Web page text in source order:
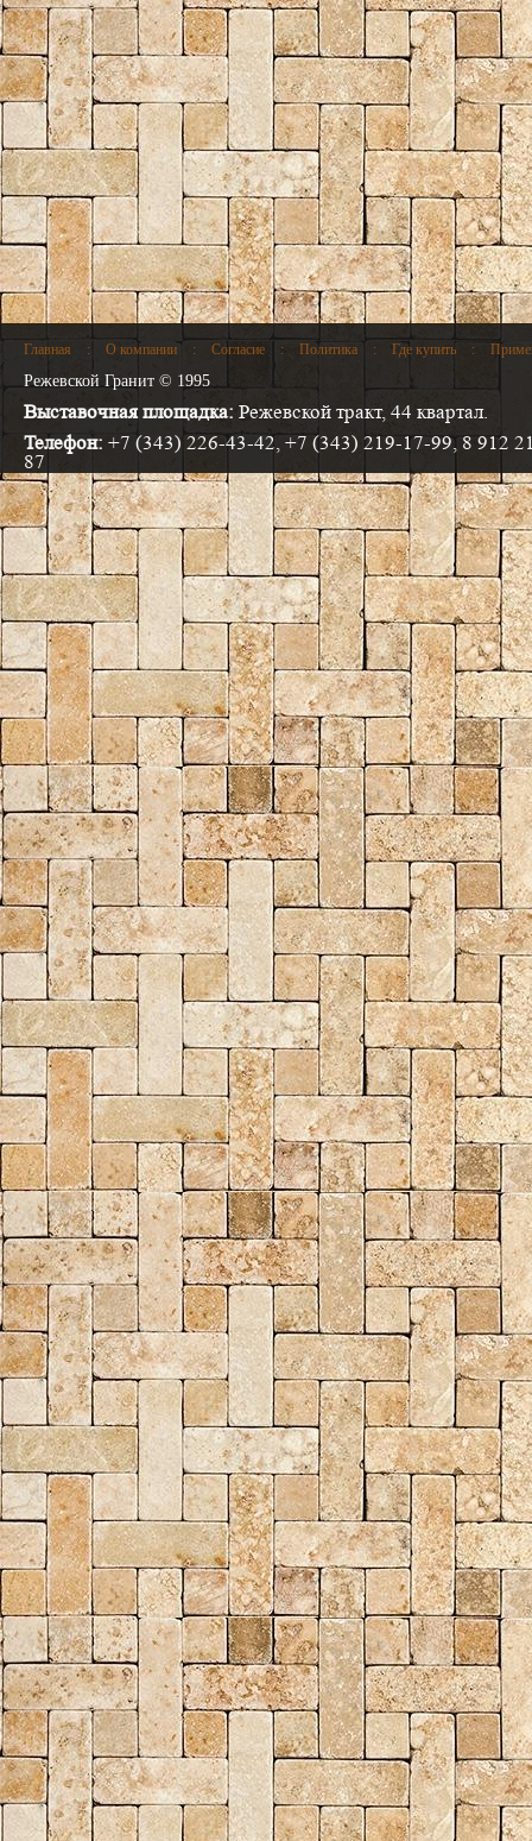
Главная : О компании : Согласие : Политика : Где купить :
Режевской Гранит © 1995
Выставочная площадка: Режевской тракт, 44 квартал.
Телефон: +7 (343) 226-43-42, +7 (343) 219-17-99, 8 912
87
Электронная почта:info@progranit.pro